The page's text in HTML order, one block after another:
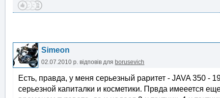
Simeon
02.07.2010 р. відповів для borusevich
Есть, правда, у меня серьезный раритет - JAVA 350 -
серьезной капиталки и косметики. Првда имееется